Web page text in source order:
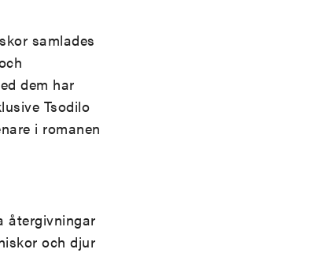
samlades
dem har
Tsodilo
i romanen
återgivningar
och djur